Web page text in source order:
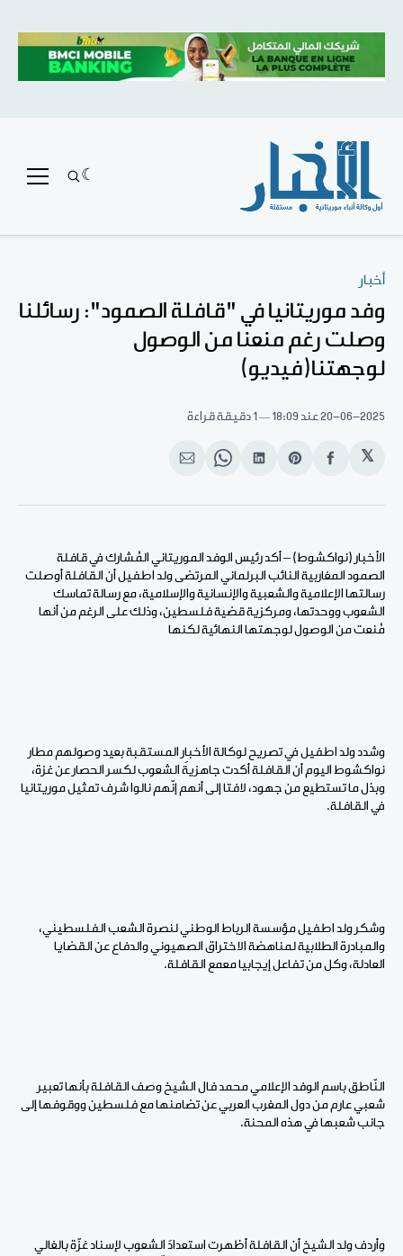
أخبار
وفد موريتانيا في "قافلة الصمود": رسائلنا
وصلت رغم منعنا من الوصول
لوجهتنا(فيديو)
20-06-2025عند 18:09 1 دقيقة قراءة
𝕏
انشر
الفيسبوك
Share
Pinterest
انشر
لينكد
Share
WhatsApp
انشر
الإيميل
الأخبار (نواكشوط) – أكد رئيس الوفد الموريتاني المُشارك في قافلة
الصمود المغاربية النائب البرلماني المرتضى ولد اطفيل أن القافلة أوصلت
رسالتها الإعلامية والشعبية والإنسانية والإسلامية، مع رسالة تماسك
الشعوب ووحدتها، ومركزية قضية فلسطين، وذلك على الرغم من أنها
مُنعت من الوصول لوجهتها النهائية لكنها
وشدد ولد اطفيل في تصريح لوكالة الأخبار المستقبة بعيد وصولهم مطار
نواكشوط اليوم أن القافلة أكدت جاهزيةَ الشعوب لكسر الحصار عن غزة،
وبذل ما تستطيع من جهود، لافتا إلى أنهم إنّهم نالوا شرف تمثيل موريتانيا
في القافلة.
وشكر ولد اطفيل مؤسسة الرباط الوطني لنصرة الشعب الفلسطيني،
والمبادرة الطلابية لمناهضة الاختراق الصهيوني والدفاع عن القضايا
العادلة، وكل من تفاعل إيجابيا معمع القافلة.
النّاطق باسم الوفد الإعلامي محمد فال الشيخ وصف القافلة بأنها تعبير
شعبي عارم من دول المغرب العربي عن تضامنها مع فلسطين ووقوفها إلى
جانب شعبها في هذه المحنة.
وأردف ولد الشيخ أن القافلة أظهرت استعدادَ الشعوب لإسناد غزّة بالغالي